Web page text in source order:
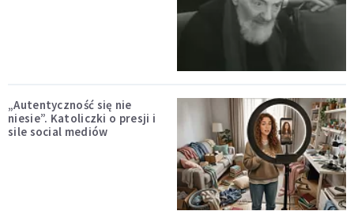
„Autentyczność się nie
niesie”. Katoliczki o presji i
sile social mediów